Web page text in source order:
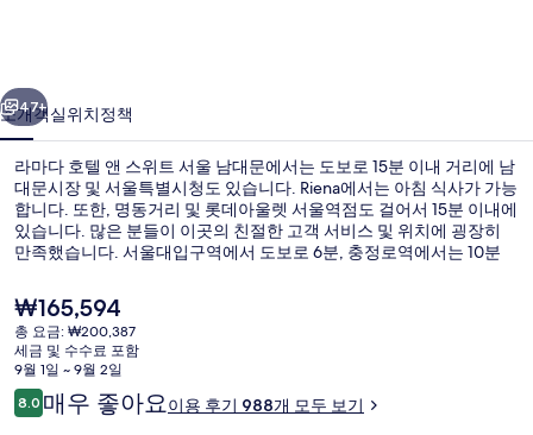
위
트
서
울
남
대
문
의
사
다음
47+
소개객실위치정책
라마다 호텔 앤 스위트 서울 남대문에서는 도보로 15분 이내 거리에 남
대문시장 및 서울특별시청도 있습니다. Riena에서는 아침 식사가 가능
합니다. 또한, 명동거리 및 롯데아울렛 서울역점도 걸어서 15분 이내에
있습니다. 많은 분들이 이곳의 친절한 고객 서비스 및 위치에 굉장히
만족했습니다. 서울대입구역에서 도보로 6분, 충정로역에서는 10분
현
재
가
격
은
₩165,594
₩165,594
총 요금: ₩200,387
세금 및 수수료 포함
9월 1일 ~ 9월 2일
이
용
8.010점 만점 중 8.0점.
매우 좋아요이용 후기 988개 모두 보기